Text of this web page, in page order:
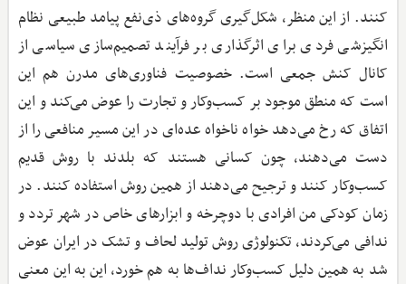
کنند. از این منظر، شکل‌گیری گروه‌های ذی‌نفع پیامد طبیعی نظام
انگیزشی فردی برای اثرگذاری بر فرآیند تصمیم‌سازی سیاسی از
کانال کنش جمعی است. خصوصیت فناوری‌های مدرن هم این
است که منطق موجود بر کسب‌وکار و تجارت را عوض می‌کند و این
اتفاق که رخ می‌دهد خواه ناخواه عده‌ای در این مسیر منافعی را از
دست می‌دهند، چون کسانی هستند که بلدند با روش قدیم
کسب‌وکار کنند و ترجیح می‌دهند از همین روش استفاده کنند. در
زمان کودکی من افرادی با دوچرخه و ابزارهای خاص در شهر تردد و
ندافی می‌کردند، تکنولوژی روش تولید لحاف و تشک در ایران عوض
شد به همین دلیل کسب‌وکار نداف‌ها به هم خورد، این به این معنی